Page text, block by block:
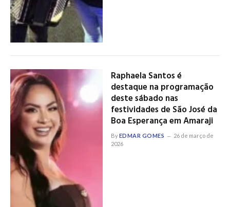
Raphaela Santos é
destaque na programação
deste sábado nas
festividades de São José da
Boa Esperança em Amaraji
ByEDMAR GOMES
26 de março de
2026